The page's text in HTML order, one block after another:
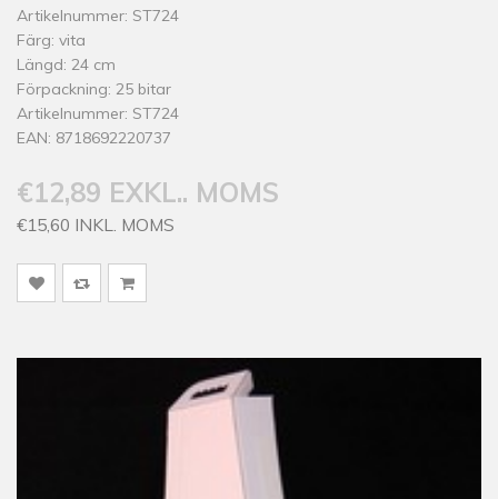
Artikelnummer: ST724
Färg: vita
Längd: 24 cm
Förpackning: 25 bitar
Artikelnummer: ST724
EAN: 8718692220737
€12,89 EXKL.. MOMS
€15,60 INKL. MOMS